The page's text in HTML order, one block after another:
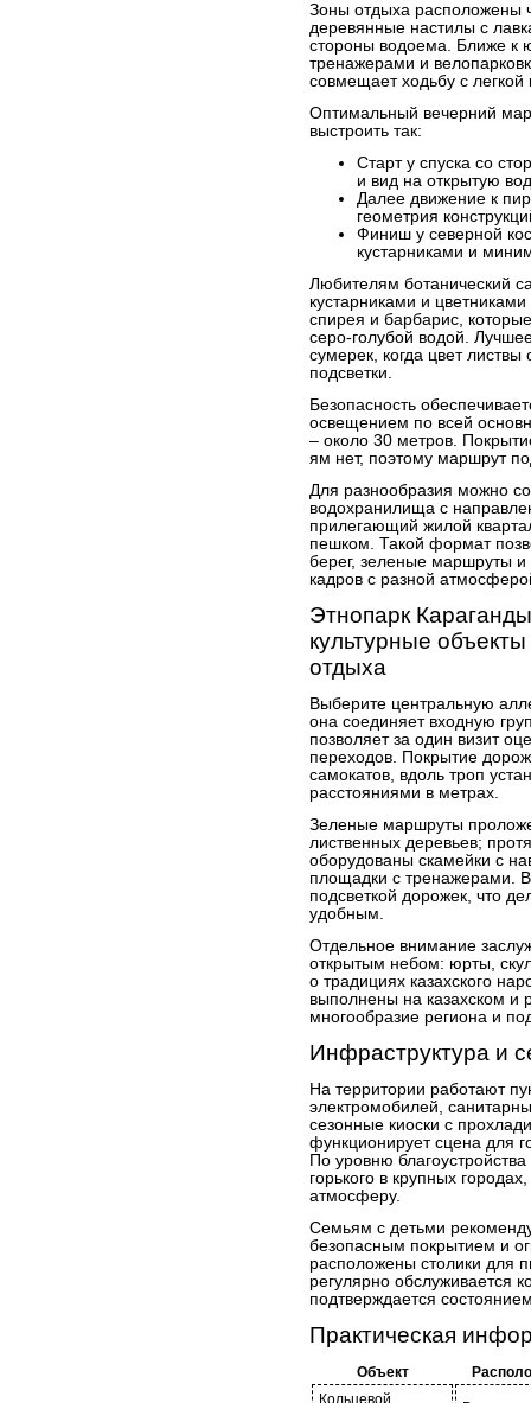
Зоны отдыха расположены
деревянные настилы с
стороны водоема. Ближе к
тренажерами и
совмещает ходьбу с легкой
Оптимальный вечерний
выстроить так:
Старт у спуска со
и вид на открытую
Далее движение к
геометрия
Финиш у северной
кустарниками и
Любителям ботанический
кустарниками и
спирея и барбарис,
серо-голубой водой.
сумерек, когда цвет
подсветки.
Безопасность
освещением по всей
– около 30 метров.
ям нет, поэтому маршрут
Для разнообразия можно
водохранилища с
прилегающий жилой
пешком. Такой формат
берег, зеленые маршруты
кадров с разной
Этнопарк
культурные
отдыха
Выберите центральную
она соединяет входную
позволяет за один визит
переходов. Покрытие
самокатов, вдоль троп
расстояниями в метрах.
Зеленые маршруты
лиственных деревьев;
оборудованы скамейки с
площадки с тренажерами.
подсветкой дорожек, что
удобным.
Отдельное внимание
открытым небом: юрты,
о традициях казахского
выполнены на казахском и
многообразие региона и
Инфраструктура и
На территории работают
электромобилей,
сезонные киоски с
функционирует сцена для
По уровню
горького в крупных
атмосферу.
Семьям с детьми
безопасным покрытием и
расположены столики для
регулярно обслуживается
подтверждается
Практическая
Объект